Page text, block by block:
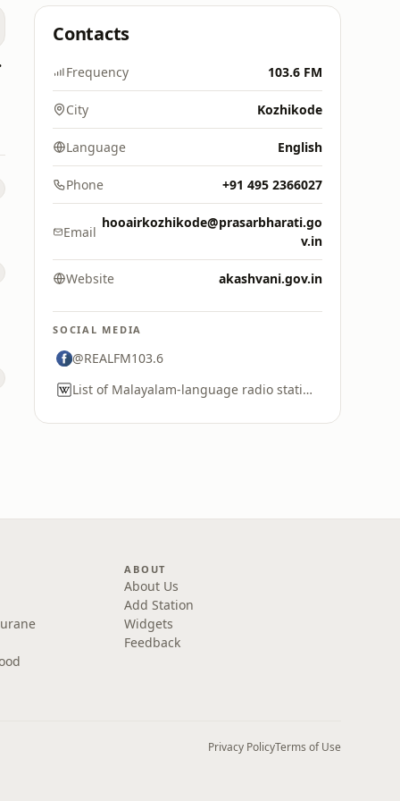
Contacts
Frequency 103.6 FM
City Kozhikode
Language English
Phone +91 495 2366027
Email
hooairkozhikode@prasarbharati.go
v.in
Website akashvani.gov.in
SOCIAL MEDIA
@REALFM103.6
List of Malayalam-language radio stations
ABOUT
About Us
Add Station
Widgets
Feedback
Privacy PolicyTerms of Use